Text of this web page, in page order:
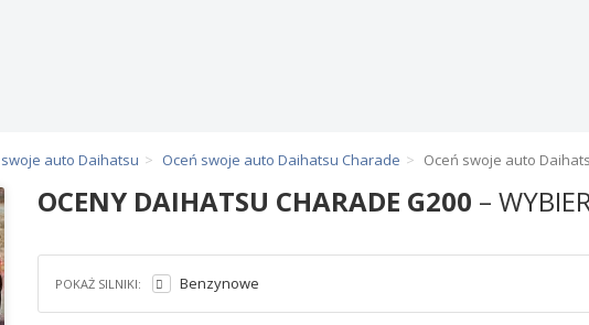
auto Daihatsu Oceń swoje auto Daihatsu Charade Oceń swoje auto
OCENY DAIHATSU CHARADE G200 –
POKAŻ SILNIKI: Benzynowe